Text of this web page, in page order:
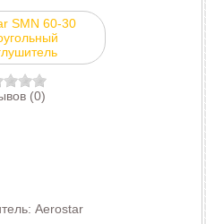
(0)
Aerostar